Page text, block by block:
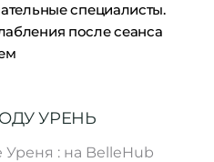
специалисты.
после сеанса
УРЕНЬ
: на BelleHub